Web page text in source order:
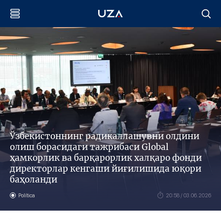
Ўзбекистоннинг радикаллашувни олдини
олиш борасидаги тажрибаси Global
ҳамкорлик ва барқарорлик халқаро фонди
директорлар кенгаши йиғилишида юқори
баҳоланди
Política 20:58 / 03.06.2026